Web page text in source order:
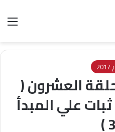
2017 الحلقة العشرون (
علي المبدأ